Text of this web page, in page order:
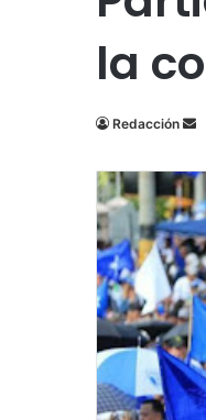
la
Redacción